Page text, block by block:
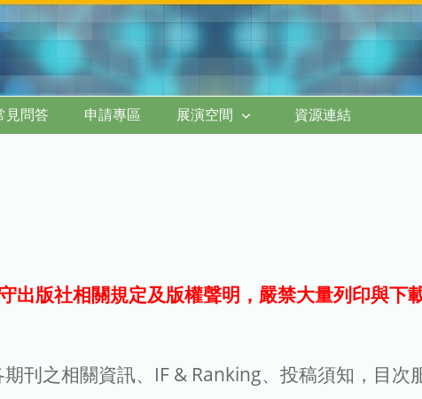
見問答 申請專區 展演空間 資源連結
出版社相關規定及版權聲明，嚴禁大量列印與下
期刊之相關資訊、IF & Ranking、投稿須知，目次